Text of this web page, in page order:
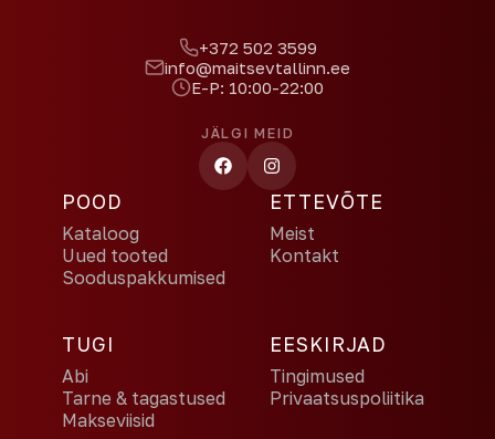
+372 502 3599
info@maitsevtallinn.ee
E-P: 10:00-22:00
JÄLGI MEID
POOD
Kataloog
Uued tooted
Sooduspakkumised
ETTEVÕTE
Meist
Kontakt
TUGI
Abi
Tarne & tagastused
Makseviisid
EESKIRJAD
Tingimused
Privaatsuspoliitika